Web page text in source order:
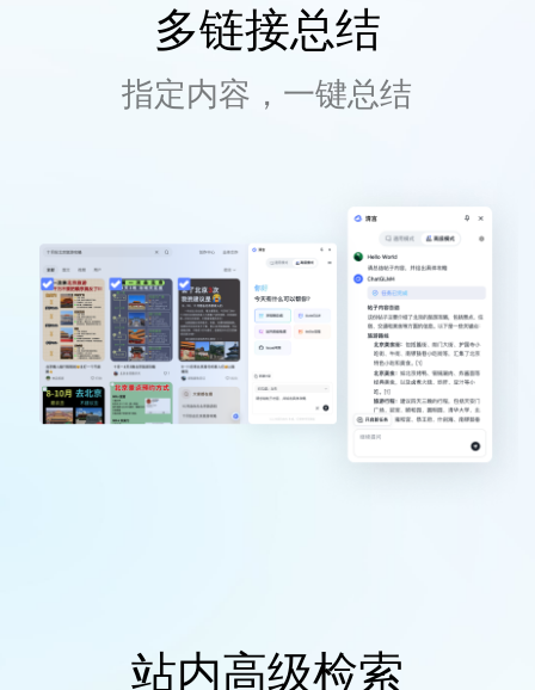
多链接总结
指定内容，一键总结
站内高级检索